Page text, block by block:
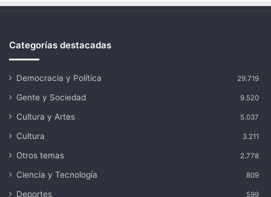
Categorías destacadas
Democracia y Política 29.719
Gente y Sociedad 9.520
Cultura y Artes 5.037
Cultura 3.211
Otros temas 2.778
Ciencia y Tecnología 809
Deportes 599